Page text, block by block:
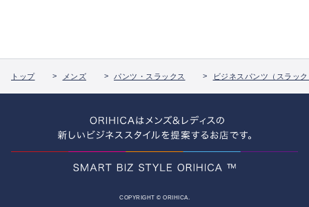
トップ メンズ パンツ・スラックス ビジネスパンツ（スラッ
COPYRIGHT © ORIHICA.